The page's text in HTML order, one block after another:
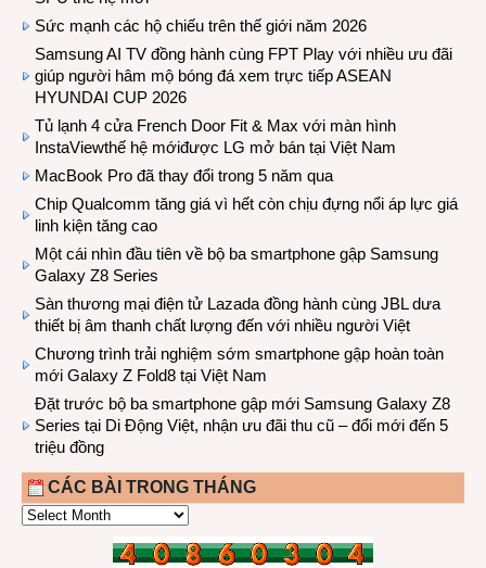
Sức mạnh các hộ chiếu trên thế giới năm 2026
Samsung AI TV đồng hành cùng FPT Play với nhiều ưu đãi
giúp người hâm mộ bóng đá xem trực tiếp ASEAN
HYUNDAI CUP 2026
Tủ lạnh 4 cửa French Door Fit & Max với màn hình
InstaViewthế hệ mớiđược LG mở bán tại Việt Nam
MacBook Pro đã thay đổi trong 5 năm qua
Chip Qualcomm tăng giá vì hết còn chịu đựng nổi áp lực giá
linh kiện tăng cao
Một cái nhìn đầu tiên về bộ ba smartphone gập Samsung
Galaxy Z8 Series
Sàn thương mại điện tử Lazada đồng hành cùng JBL dưa
thiết bị âm thanh chất lượng đến với nhiều người Việt
Chương trình trải nghiệm sớm smartphone gập hoàn toàn
mới Galaxy Z Fold8 tại Việt Nam
Đặt trước bộ ba smartphone gập mới Samsung Galaxy Z8
Series tại Di Động Việt, nhận ưu đãi thu cũ – đổi mới đến 5
triệu đồng
CÁC BÀI TRONG THÁNG
CÁC